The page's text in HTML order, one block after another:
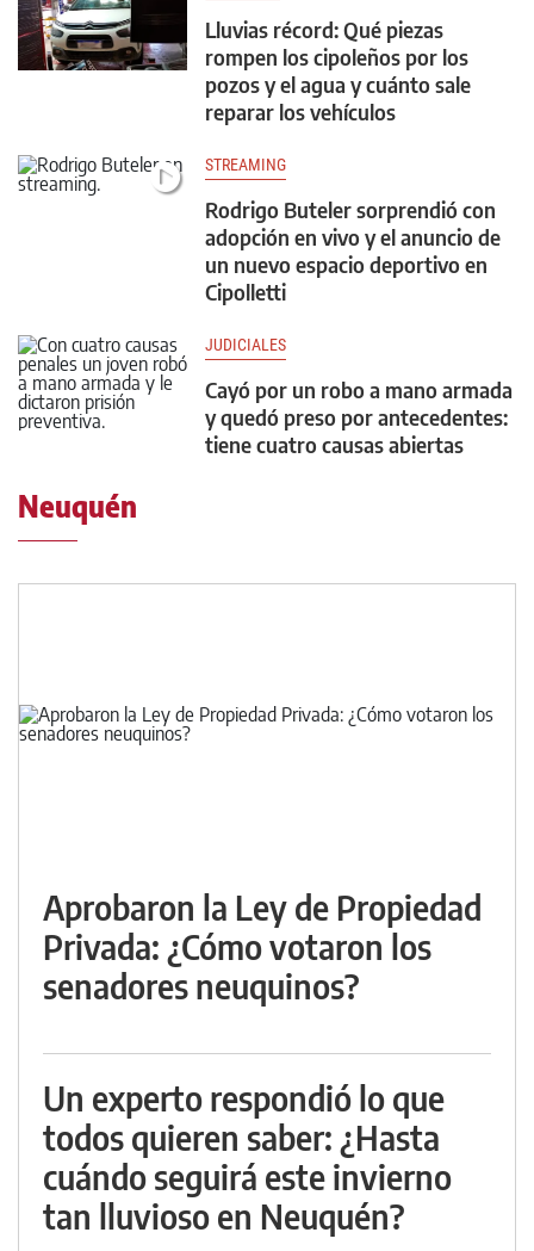
Lluvias récord: Qué piezas
rompen los cipoleños por los
pozos y el agua y cuánto sale
reparar los vehículos
STREAMING
Rodrigo Buteler sorprendió con
adopción en vivo y el anuncio de
un nuevo espacio deportivo en
Cipolletti
JUDICIALES
Cayó por un robo a mano armada
y quedó preso por antecedentes:
tiene cuatro causas abiertas
Neuquén
Aprobaron la Ley de Propiedad
Privada: ¿Cómo votaron los
senadores neuquinos?
Un experto respondió lo que
todos quieren saber: ¿Hasta
cuándo seguirá este invierno
tan lluvioso en Neuquén?